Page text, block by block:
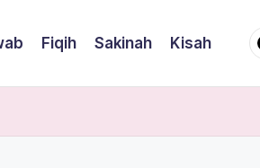
Fiqih Sakinah Kisah